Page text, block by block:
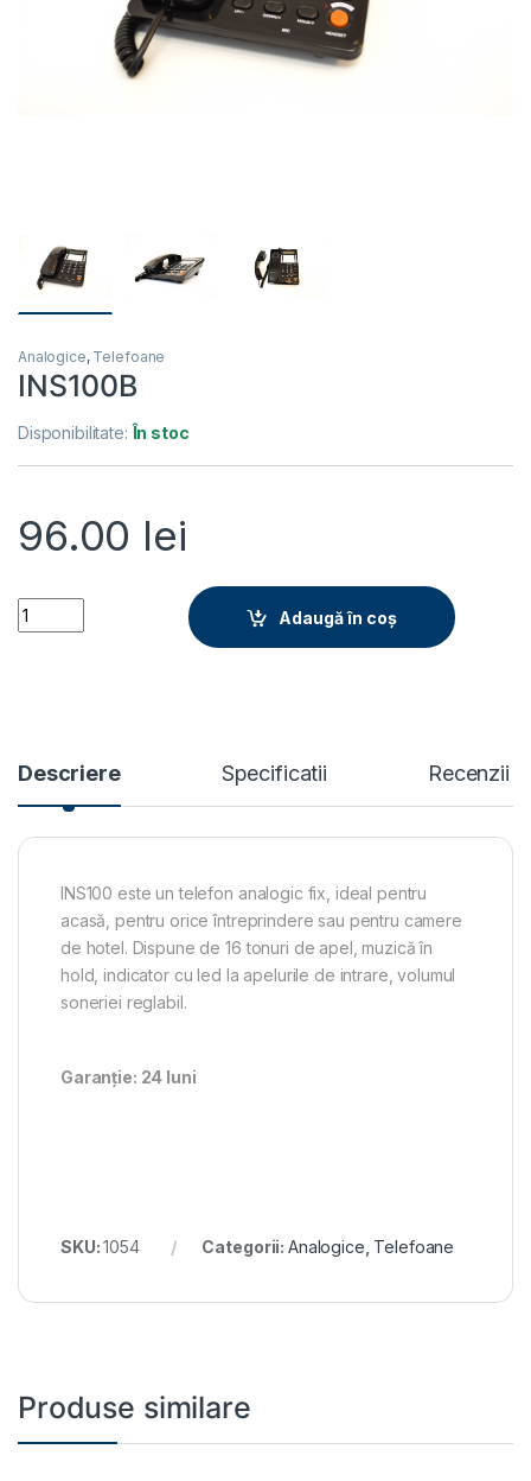
Analogice, Telefoane
INS100B
Disponibilitate:În stoc
96.00 lei
INS100B quantity
Adaugă în coș
Descriere Specificatii Recenzii
INS100 este un telefon analogic fix, ideal pentru
acasă, pentru orice întreprindere sau pentru camere
de hotel. Dispune de 16 tonuri de apel, muzică în
hold, indicator cu led la apelurile de intrare, volumul
soneriei reglabil.
Garanție: 24 luni
SKU:1054 Categorii: Analogice Telefoane
Produse similare